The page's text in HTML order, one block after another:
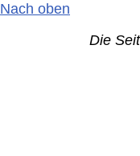
Nach oben
Die